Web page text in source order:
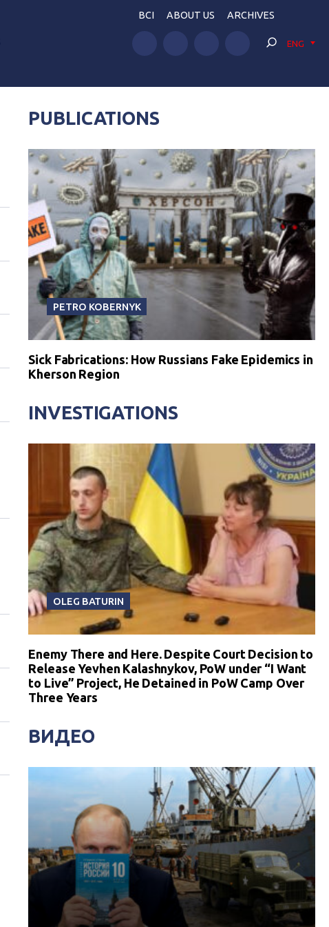
BCI ABOUT US ARCHIVES
ENG
PUBLICATIONS
PETRO KOBERNYK
Sick Fabrications: How Russians Fake Epidemics in
Kherson Region
INVESTIGATIONS
OLEG BATURIN
Enemy There and Here. Despite Court Decision to
Release Yevhen Kalashnykov, PoW under “I Want
to Live” Project, He Detained in PoW Camp Over
Three Years
ВИДЕО